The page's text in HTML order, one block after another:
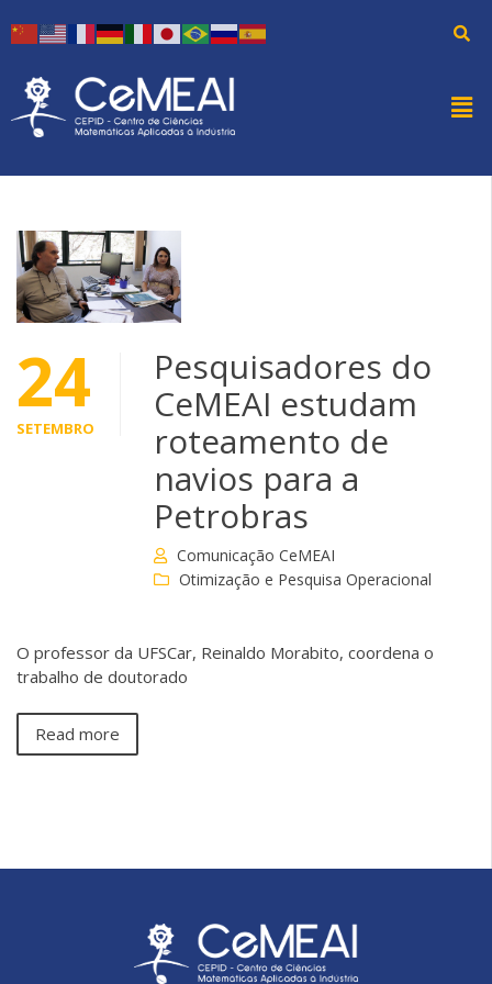
24
SETEMBRO
Pesquisadores do
CeMEAI estudam
roteamento de
navios para a
Petrobras
Comunicação CeMEAI
Otimização e Pesquisa Operacional
O professor da UFSCar, Reinaldo Morabito, coordena o
trabalho de doutorado
Read more